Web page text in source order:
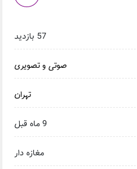
57 بازدید
صوتی و تصویری
تهران
9 ماه قبل
مغازه دار